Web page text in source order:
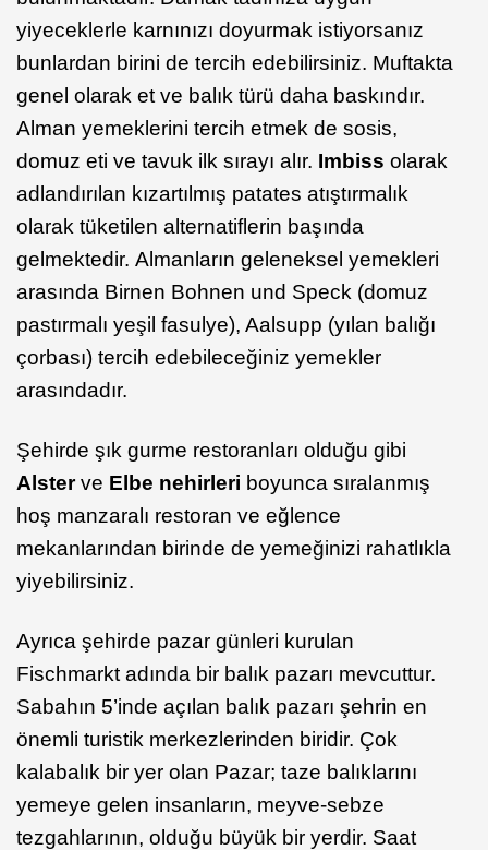
yiyeceklerle karnınızı doyurmak istiyorsanız
bunlardan birini de tercih edebilirsiniz. Muftakta
genel olarak et ve balık türü daha baskındır.
Alman yemeklerini tercih etmek de sosis,
domuz eti ve tavuk ilk sırayı alır. Imbiss olarak
adlandırılan kızartılmış patates atıştırmalık
olarak tüketilen alternatiflerin başında
gelmektedir. Almanların geleneksel yemekleri
arasında Birnen Bohnen und Speck (domuz
pastırmalı yeşil fasulye), Aalsupp (yılan balığı
çorbası) tercih edebileceğiniz yemekler
arasındadır.
Şehirde şık gurme restoranları olduğu gibi
Alsterve Elbe nehirleri boyunca sıralanmış
hoş manzaralı restoran ve eğlence
mekanlarından birinde de yemeğinizi rahatlıkla
yiyebilirsiniz.
Ayrıca şehirde pazar günleri kurulan
Fischmarkt adında bir balık pazarı mevcuttur.
Sabahın 5’inde açılan balık pazarı şehrin en
önemli turistik merkezlerinden biridir. Çok
kalabalık bir yer olan Pazar; taze balıklarını
yemeye gelen insanların, meyve-sebze
tezgahlarının, olduğu büyük bir yerdir. Saat